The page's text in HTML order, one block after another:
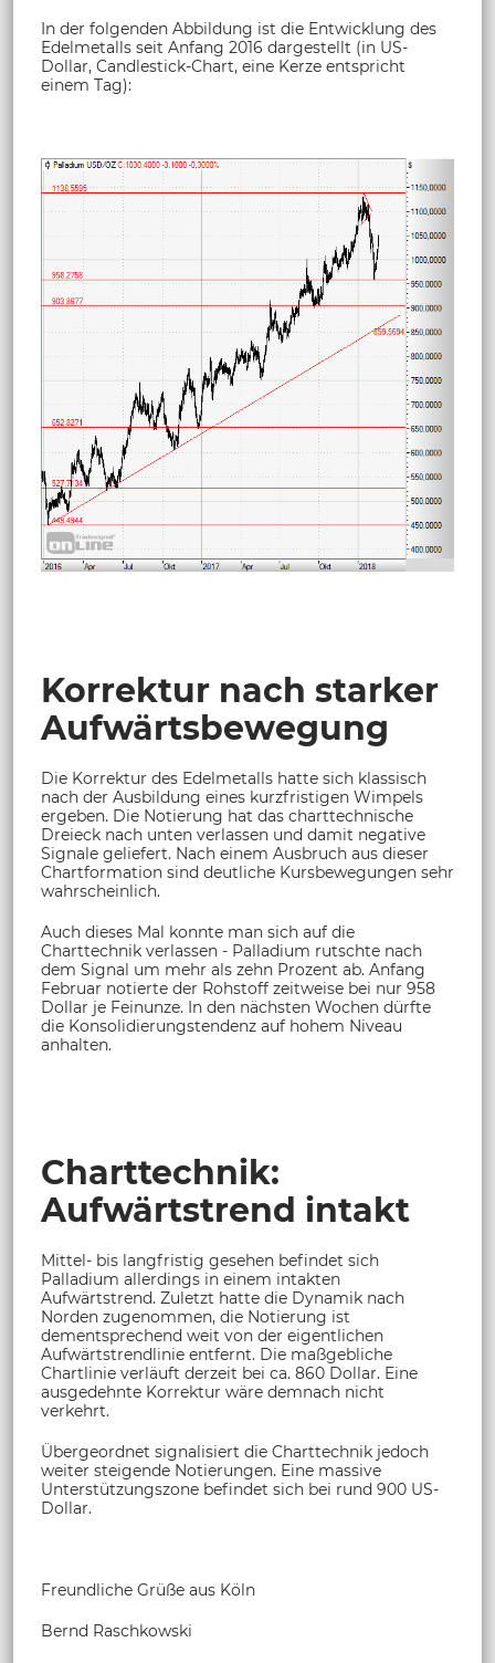
In der folgenden Abbildung ist die Entwicklung des
Edelmetalls seit Anfang 2016 dargestellt (in US-
Dollar, Candlestick-Chart, eine Kerze entspricht
einem Tag):
Korrektur nach starker
Aufwärtsbewegung
Die Korrektur des Edelmetalls hatte sich klassisch
nach der Ausbildung eines kurzfristigen Wimpels
ergeben. Die Notierung hat das charttechnische
Dreieck nach unten verlassen und damit negative
Signale geliefert. Nach einem Ausbruch aus dieser
Chartformation sind deutliche Kursbewegungen sehr
wahrscheinlich.
Auch dieses Mal konnte man sich auf die
Charttechnik verlassen - Palladium rutschte nach
dem Signal um mehr als zehn Prozent ab. Anfang
Februar notierte der Rohstoff zeitweise bei nur 958
Dollar je Feinunze. In den nächsten Wochen dürfte
die Konsolidierungstendenz auf hohem Niveau
anhalten.
Charttechnik:
Aufwärtstrend intakt
Mittel- bis langfristig gesehen befindet sich
Palladium allerdings in einem intakten
Aufwärtstrend. Zuletzt hatte die Dynamik nach
Norden zugenommen, die Notierung ist
dementsprechend weit von der eigentlichen
Aufwärtstrendlinie entfernt. Die maßgebliche
Chartlinie verläuft derzeit bei ca. 860 Dollar. Eine
ausgedehnte Korrektur wäre demnach nicht
verkehrt.
Übergeordnet signalisiert die Charttechnik jedoch
weiter steigende Notierungen. Eine massive
Unterstützungszone befindet sich bei rund 900 US-
Dollar.
Freundliche Grüße aus Köln
Bernd Raschkowski